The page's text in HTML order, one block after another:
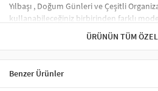
Yılbaşı , Doğum Günleri ve Çeşitli
kullanabileceğiniz birbirinden farklı
maskelerimiz ile partileriniz daha da
Simli evadan üretildiği üzere azda olsa
İnce Lastik İp ile kolay kullanım
Baş çevrenize göre dilediğiniz gibi
ÜRÜNÜN TÜM
Benzer Ürünler